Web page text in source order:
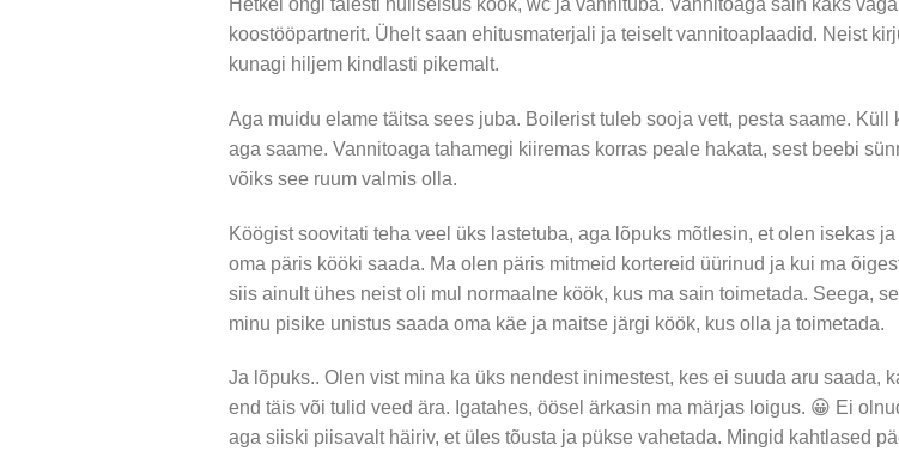
Hetkel ongi täiesti nullseisus köök, wc ja vannituba. Vannitoaga sain kaks
koostööpartnerit. Ühelt saan ehitusmaterjali ja teiselt vannitoaplaadid. Neist
kunagi hiljem kindlasti pikemalt.
Aga muidu elame täitsa sees juba. Boilerist tuleb sooja vett, pesta saame. Küll
aga saame. Vannitoaga tahamegi kiiremas korras peale hakata, sest beebi
võiks see ruum valmis olla.
Köögist soovitati teha veel üks lastetuba, aga lõpuks mõtlesin, et olen isekas ja
oma päris kööki saada. Ma olen päris mitmeid kortereid üürinud ja kui ma
siis ainult ühes neist oli mul normaalne köök, kus ma sain toimetada. Seega,
minu pisike unistus saada oma käe ja maitse järgi köök, kus olla ja toimetada.
Ja lõpuks.. Olen vist mina ka üks nendest inimestest, kes ei suuda aru saada,
end täis või tulid veed ära. Igatahes, öösel ärkasin ma märjas loigus. 😀 Ei
aga siiski piisavalt häiriv, et üles tõusta ja pükse vahetada. Mingid kahtlased